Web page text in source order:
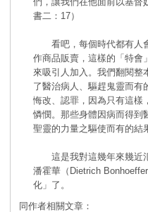
書二：17）
看吧，每個時代都有人會
作商品販賣，這樣的「特會
來吸引人加入。我們翻閱整
了醫治病人、驅趕鬼靈而有
悔改、認罪，因為只有這樣
憐憫。那些身體因病而得到
聖靈的力量之驅使而有的結
這是我對這幾年來幾近氾
潘霍華（Dietrich
化」了。
同作者相關文章：